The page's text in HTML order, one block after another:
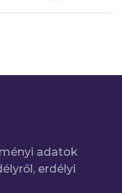
adatok
erdélyi